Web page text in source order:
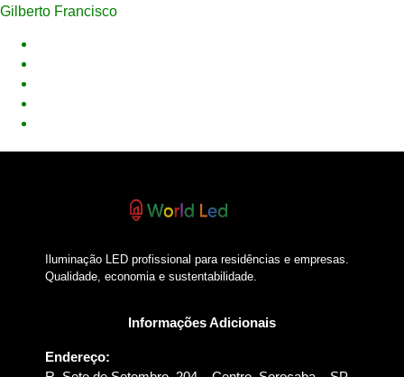
Gilberto Francisco
Iluminação LED profissional para residências e empresas.
Qualidade, economia e sustentabilidade.
Informações Adicionais
Endereço: